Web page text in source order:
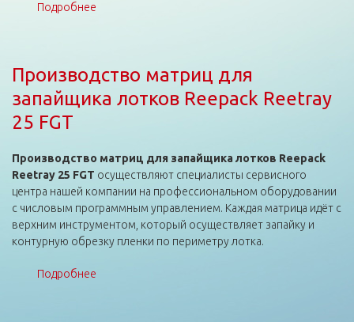
Подробнее
Производство матриц для
запайщика лотков Reepack Reetray
25 FGT
Производство матриц для запайщика лотков Reepack
Reetray 25 FGT осуществляют специалисты сервисного
центра нашей компании на профессиональном оборудовании
с числовым программным управлением. Каждая матрица идёт с
верхним инструментом, который осуществляет запайку и
контурную обрезку пленки по периметру лотка.
Подробнее